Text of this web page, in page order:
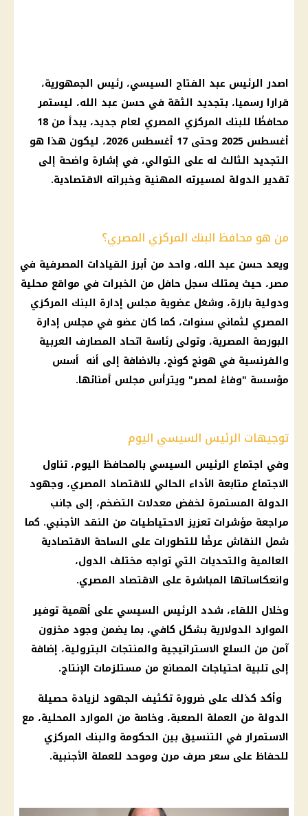
اصدر الرئيس عبد الفتاح السيسي، رئيس الجمهورية،
قرارا رسميا، بتجديد الثقة في حسن عبد الله، ليستمر
محافظًا للبنك المركزي المصري لعام جديد، يبدأ من 18
أغسطس 2025 وحتى 17 أغسطس 2026، ليكون هذا هو
التجديد الثالث له على التوالي، في إشارة واضحة إلى
تقدير الدولة لمسيرته المهنية وخبراته الاقتصادية.
من هو محافظ البنك المركزي المصري؟
ويعد حسن عبد الله، واحد من أبرز القيادات المصرفية في
مصر، حيث يمتلك سجل حافل من الخبرات في مواقع محلية
ودولية بارزة، وشغل عضوية مجلس إدارة البنك المركزي
المصري لثماني سنوات، كما كان عضو في مجلس إدارة
البورصة المصرية، وتولى رئاسة اتحاد المصارف العربية
والفرنسية في هونج كونج، بالاضافة إلى أنه أسس
مؤسسة "وفاءً لمصر" ويترأس مجلس أمنائها.
توجيهات الرئيس السيسي اليوم
وفي اجتماع الرئيس السيسي بالمحافظ اليوم، تناول
الاجتماع متابعة الأداء الحالي للاقتصاد المصري، وجهود
الدولة المستمرة لخفض معدلات التضخم، إلى جانب
مراجعة مؤشرات تعزيز الاحتياطيات من النقد الأجنبي. كما
شمل النقاش عرضًا للتطورات على الساحة الاقتصادية
العالمية والتحديات التي تواجه مختلف الدول،
وانعكاساتها المباشرة على الاقتصاد المصري.
وخلال اللقاء، شدد الرئيس السيسي على أهمية توفير
الموارد الدولارية بشكل كافي، بما يضمن وجود مخزون
آمن من السلع الاستراتيجية والمنتجات البترولية، إضافة
إلى تلبية احتياجات المصانع من مستلزمات الإنتاج.
وأكد كذلك على ضرورة تكثيف الجهود لزيادة حصيلة
الدولة من العملة الصعبة، وخاصة من الموارد المحلية، مع
الاستمرار في التنسيق بين الحكومة والبنك المركزي
للحفاظ على سعر صرف مرن وموحد للعملة الأجنبية.